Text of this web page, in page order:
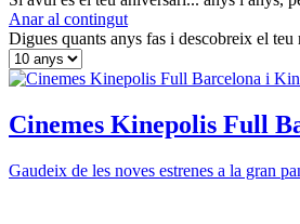
Anar al contingut
Digues quants anys fas i descobreix el teu
Cinemes Kinepolis Full
Gaudeix de les noves estrenes a la gran